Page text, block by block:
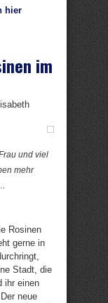
hier
im
und viel
mehr
Rosinen
gerne in
Stadt, die
ihr einen
neue